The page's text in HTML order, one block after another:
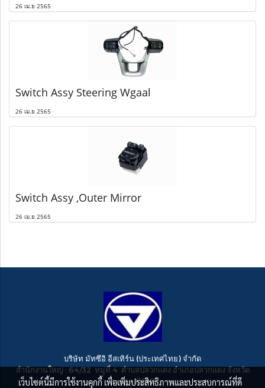
26 เม.ย 2565
Switch Assy Steering Wgaal
26 เม.ย 2565
Switch Assy ,Outer Mirror
26 เม.ย 2565
บริษัท มัทซึอิ อีสเทิร์น (ประเทศไทย) จำกัด
สำนักงานใหญ่ : 64/32 หมู่ที่ 4 ตำบลปลวกแดง อำเภอปลวกแดง จังหวัด
ระยอง 21140
เว็บไซต์นี้มีการใช้งานคุกกี้ เพื่อเพิ่มประสิทธิภาพและประสบการณ์ที่ดี